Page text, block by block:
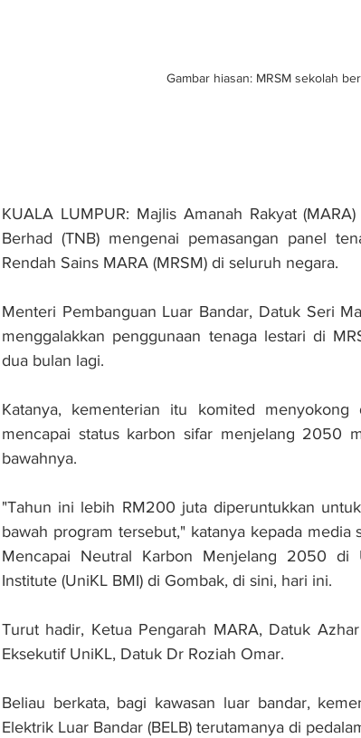
Gambar hiasan: MRSM sekolah
KUALA LUMPUR: Majlis Amanah Rakyat
Berhad (TNB) mengenai pemasangan panel
Rendah Sains MARA (MRSM) di seluruh negara.
Menteri Pembanguan Luar Bandar, Datuk Seri
menggalakkan penggunaan tenaga lestari di
dua bulan lagi.
Katanya, kementerian itu komited
mencapai status karbon sifar menjelang 2050
bawahnya.
"Tahun ini lebih RM200 juta diperuntukkan
bawah program tersebut," katanya kepada media
Mencapai Neutral Karbon Menjelang 2050 di
Institute (UniKL BMI) di Gombak, di sini, hari ini.
Turut hadir, Ketua Pengarah MARA, Datuk
Eksekutif UniKL, Datuk Dr Roziah Omar.
Beliau berkata, bagi kawasan luar bandar,
Elektrik Luar Bandar (BELB) terutamanya di